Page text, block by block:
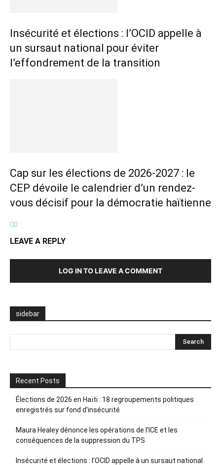
Insécurité et élections : l’OCID appelle à
un sursaut national pour éviter
l’effondrement de la transition
Cap sur les élections de 2026-2027 : le
CEP dévoile le calendrier d’un rendez-
vous décisif pour la démocratie haïtienne
LEAVE A REPLY
LOG IN TO LEAVE A COMMENT
sidebar
Recent Posts
Élections de 2026 en Haïti : 18 regroupements politiques
enregistrés sur fond d’insécurité
Maura Healey dénonce les opérations de l’ICE et les
conséquences de la suppression du TPS
Insécurité et élections : l’OCID appelle à un sursaut national